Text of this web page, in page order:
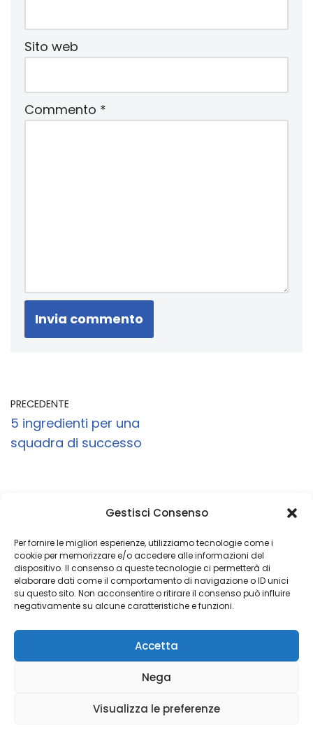
Gestisci Consenso
Per fornire le migliori esperienze, utilizziamo tecnologie come i
cookie per memorizzare e/o accedere alle informazioni del
dispositivo. Il consenso a queste tecnologie ci permetterà di
elaborare dati come il comportamento di navigazione o ID unici
su questo sito. Non acconsentire o ritirare il consenso può influire
negativamente su alcune caratteristiche e funzioni.
Accetta
Nega
Visualizza le preferenze
Sito web
Commento *
PRECEDENTE
5 ingredienti per una
squadra di successo
Copyright 2026 © Coded with ♥ by Massimiliano Vurro
Fondatore di Seetalabs®